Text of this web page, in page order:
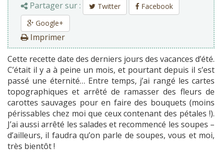
Partager sur :
Twitter
Facebook
Google+
Imprimer
Cette recette date des derniers jours des vacances d’été.
C’était il y a à peine un mois, et pourtant depuis il s’est
passé une éternité… Entre temps, j’ai rangé les cartes
topographiques et arrêté de ramasser des fleurs de
carottes sauvages pour en faire des bouquets (moins
périssables chez moi que ceux contenant des pétales !).
J’ai aussi arrêté les salades et recommencé les soupes –
d’ailleurs, il faudra qu’on parle de soupes, vous et moi,
très bientôt !